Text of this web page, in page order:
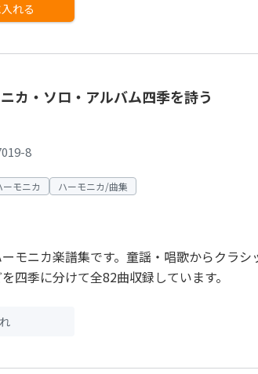
れる
カ・ソロ・アルバム四季を詩う
8
ーモニカ ハーモニカ/曲集
モニカ楽譜集です。童謡・唱歌からクラ
四季に分けて全82曲収録しています。